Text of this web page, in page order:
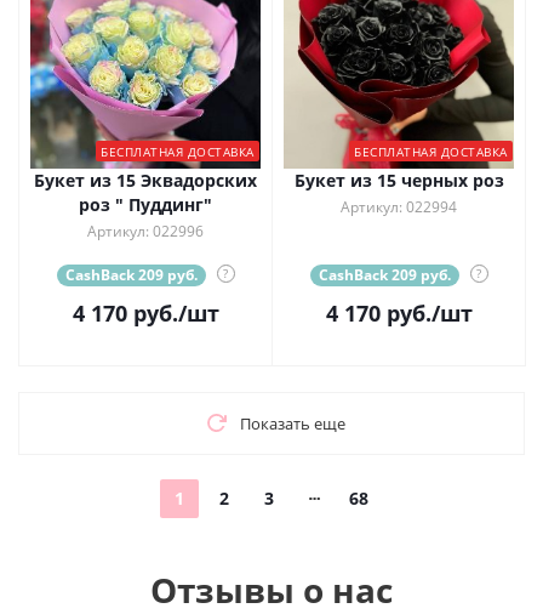
БЕСПЛАТНАЯ ДОСТАВКА
Букет из 15 Эквадорских
роз " Пуддинг"
Артикул: 022996
CashBack 209 руб. ?
4 170руб./шт
БЕСПЛАТНАЯ ДОСТАВКА
Букет из 15 черных роз
Артикул: 022994
CashBack 209 руб. ?
4 170руб./шт
Показать еще
1 2 3 68
Отзывы о нас